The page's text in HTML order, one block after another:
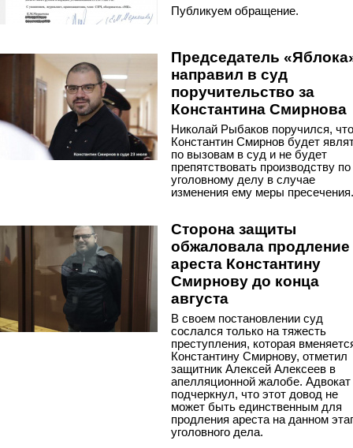
Публикуем обращение.
Председатель
направил в суд
поручительство за
Константина Смирнова
Николай Рыбаков поручился, что
Константин Смирнов будет
по вызовам в суд и не будет
препятствовать производству по
уголовному делу в случае
изменения ему меры пресечения.
Сторона защиты
обжаловала продление
ареста Константину
Смирнову до конца
августа
В своем постановлении суд
сослался только на тяжесть
преступления, которая
Константину Смирнову, отметил
защитник Алексей Алексеев в
апелляционной жалобе. Адвокат
подчеркнул, что этот довод не
может быть единственным для
продления ареста на данном
уголовного дела.